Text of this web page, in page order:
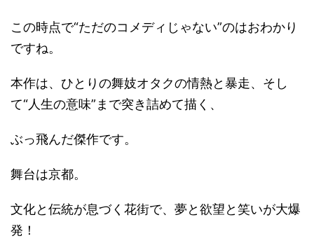
この時点で“ただのコメディじゃない”のはおわかり
ですね。
本作は、ひとりの舞妓オタクの情熱と暴走、そし
て“人生の意味”まで突き詰めて描く、
ぶっ飛んだ傑作です。
舞台は京都。
文化と伝統が息づく花街で、夢と欲望と笑いが大爆
発！